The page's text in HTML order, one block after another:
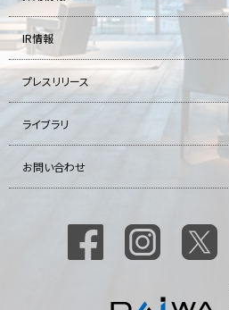
IR情報
プレスリリース
ライブラリ
お問い合わせ